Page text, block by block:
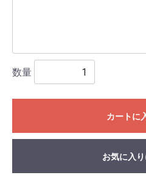
数量
カートに
お気に入